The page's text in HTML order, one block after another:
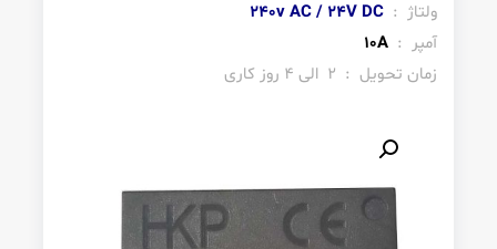
ولتاژ : 240v AC / 24V DC
آمپر : 10A
زمان تحویل : 2 الی 4 روز کاری